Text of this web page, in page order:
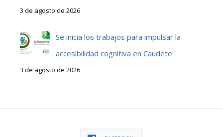
3 de agosto de 2026
Se inicia los trabajos para impulsar la
accesibilidad cognitiva en Caudete
3 de agosto de 2026